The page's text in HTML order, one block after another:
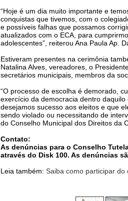
“Hoje é um dia muito importante e
conquistas que tivemos, com o
e possíveis falhas que possamos
atualizados com o ECA, para
adolescentes”, reiterou Ana Paula Ap.
Estiveram presentes na cerimônia
Natalina Alves, vereadores, o
secretários municipais, membros da
“O processo de escolha é demorado,
exercício da democracia dentro
desejamos sucesso aos eleitos e que
sendo violado ou necessitando de
do Conselho Municipal dos Direitos da
Contato:
As denúncias para o Conselho
através do Disk 100. As denúncias
Leia também: Saiba como participar do